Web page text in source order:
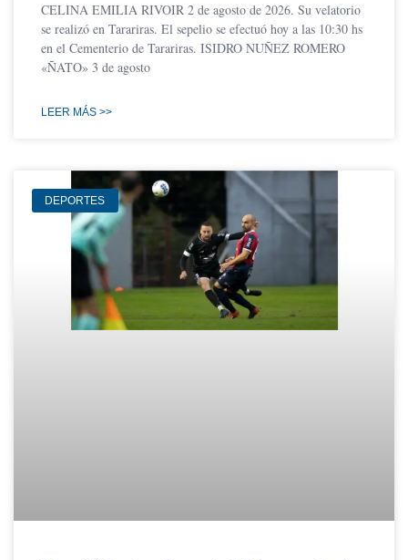
CELINA EMILIA RIVOIR 2 de agosto de 2026. Su velatorio
se realizó en Tarariras. El sepelio se efectuó hoy a las 10:30 hs
en el Cementerio de Tarariras. ISIDRO NUÑEZ ROMERO
«ÑATO» 3 de agosto
LEER MÁS >>
DEPORTES